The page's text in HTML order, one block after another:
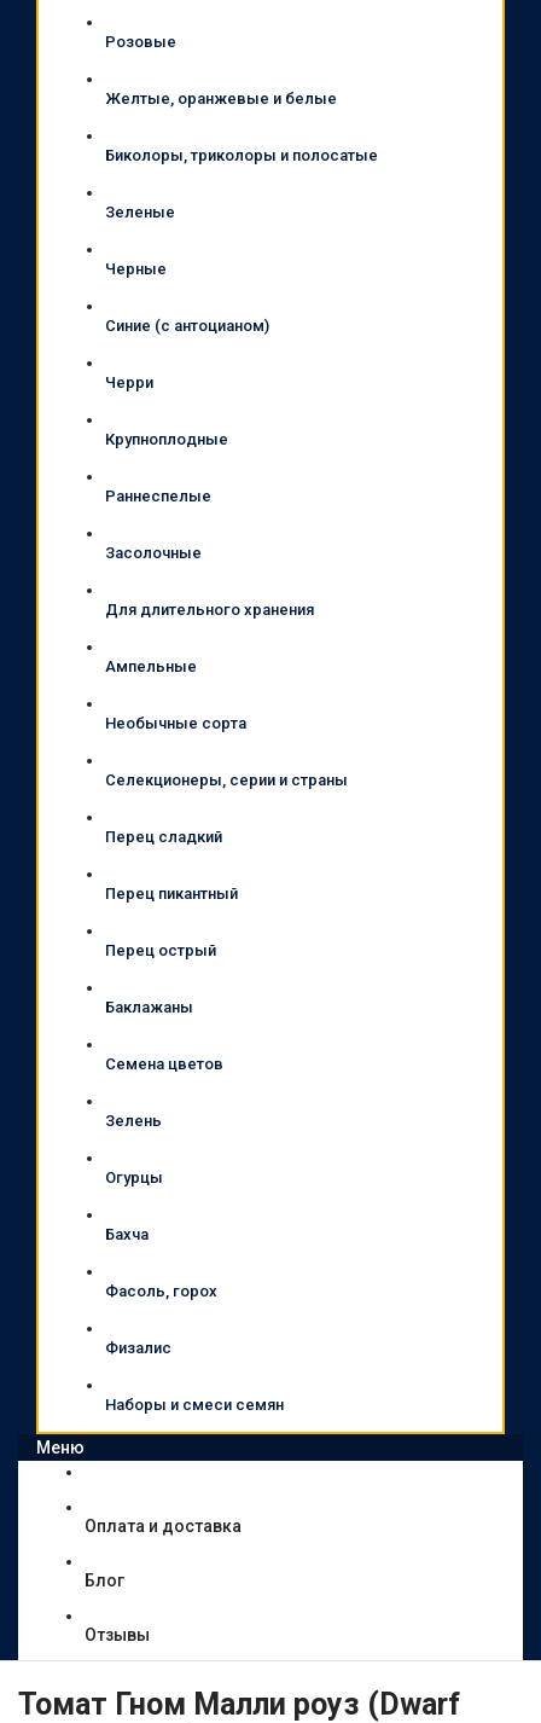
Розовые
Желтые, оранжевые и белые
Биколоры, триколоры и полосатые
Зеленые
Черные
Синие (с антоцианом)
Черри
Крупноплодные
Раннеспелые
Засолочные
Для длительного хранения
Ампельные
Необычные сорта
Селекционеры, серии и страны
Перец сладкий
Перец пикантный
Перец острый
Баклажаны
Семена цветов
Зелень
Огурцы
Бахча
Фасоль, горох
Физалис
Наборы и смеси семян
Меню
Оплата и доставка
Блог
Отзывы
Томат Гном Малли роуз (Dwarf